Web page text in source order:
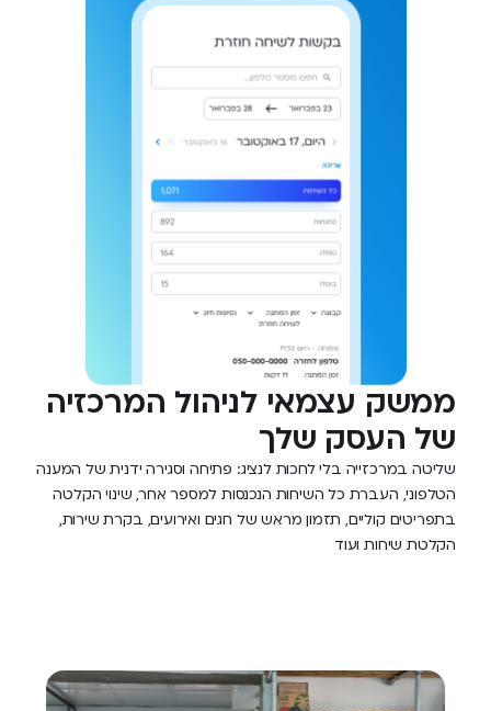
ממשק עצמאי לניהול המרכזיה
של העסק שלך
שליטה במרכזייה בלי לחכות לנציג: פתיחה וסגירה ידנית של המענה
הטלפוני, העברת כל השיחות הנכנסות למספר אחר, שינוי הקלטה
בתפריטים קוליים, תזמון מראש של חגים ואירועים, בקרת שירות,
הקלטת שיחות ועוד